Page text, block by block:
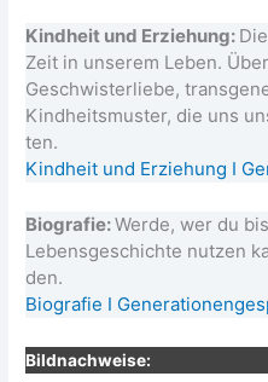
Kind­heit und Erzie­hung:
Zeit in unse­rem Leben.
Geschwis­ter­lie­be,
Kind­heits­mus­ter, die uns
ten.
Kind­heit und Erzie­hung I
Bio­gra­fie:Wer­de, wer du
Lebens­ge­schich­te nut­zen
den.
Bio­gra­fie I
Bild­nach­wei­se: